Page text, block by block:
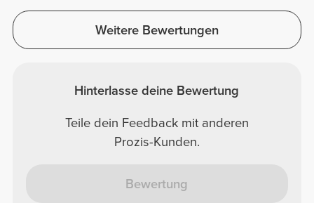
Weitere Bewertungen
Hinterlasse deine Bewertung
Teile dein Feedback mit anderen
Prozis-Kunden.
Bewertung